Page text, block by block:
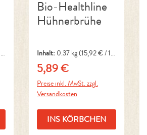
Bio-Healthline
Hühnerbrühe
Inhalt: 0.37 kg(15,92 € / 1
kg)
Regulärer Preis:
5,89 €
Preise inkl. MwSt. zzgl.
Versandkosten
INS KÖRBCHEN